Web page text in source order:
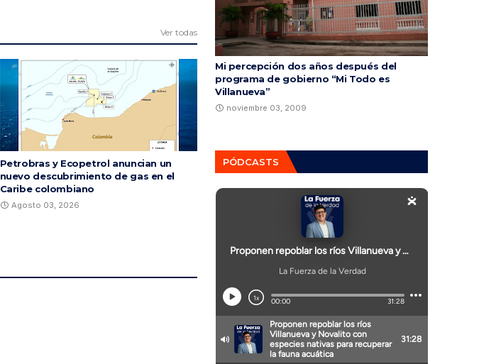
Ver todas
Petrobras y Ecopetrol anuncian un
nuevo descubrimiento de gas en el
Caribe colombiano
Agosto 03, 2026
Mi percepción dos años después del
programa de gobierno “Mi Todo es
Villanueva”
noviembre 03, 2009
PÓDCASTS